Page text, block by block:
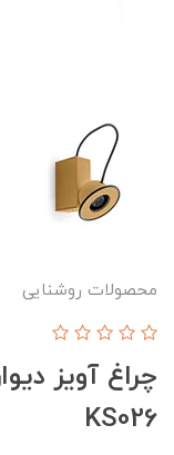
محصولات روشنایی
چراغ آویز
KS026